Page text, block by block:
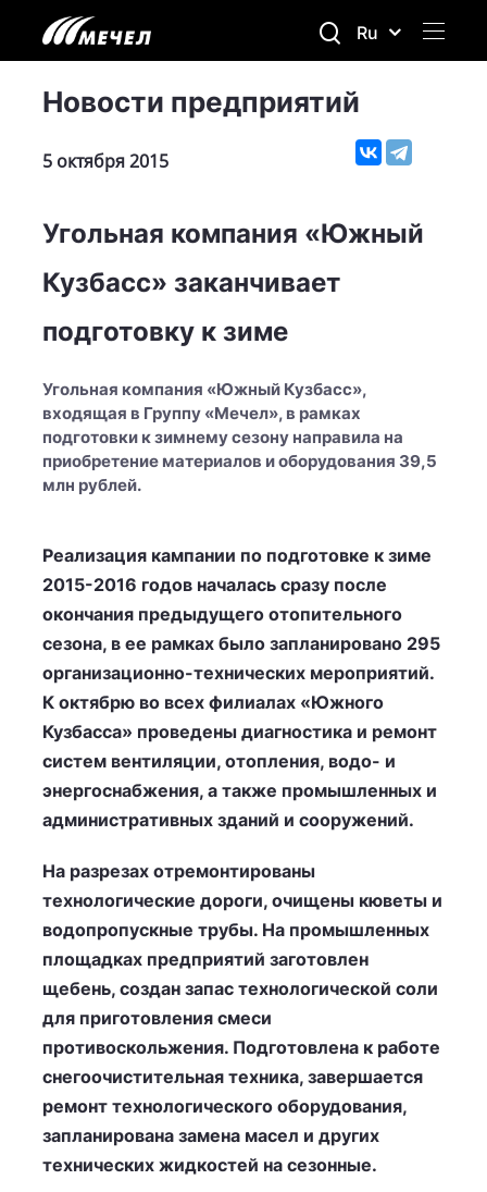
Ru
Новости предприятий
5 октября 2015
Угольная компания «Южный
Кузбасс» заканчивает
подготовку к зиме
Угольная компания «Южный Кузбасс»,
входящая в Группу «Мечел», в рамках
подготовки к зимнему сезону направила на
приобретение материалов и оборудования 39,5
млн рублей.
Реализация кампании по подготовке к зиме
2015-2016 годов началась сразу после
окончания предыдущего отопительного
сезона, в ее рамках было запланировано 295
организационно-технических мероприятий.
К октябрю во всех филиалах «Южного
Кузбасса» проведены диагностика и ремонт
систем вентиляции, отопления, водо- и
энергоснабжения, а также промышленных и
административных зданий и сооружений.
На разрезах отремонтированы
технологические дороги, очищены кюветы и
водопропускные трубы. На промышленных
площадках предприятий заготовлен
щебень, создан запас технологической соли
для приготовления смеси
противоскольжения. Подготовлена к работе
снегоочистительная техника, завершается
ремонт технологического оборудования,
запланирована замена масел и других
технических жидкостей на сезонные.